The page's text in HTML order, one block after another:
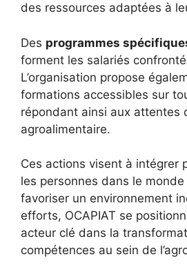
des ressources adaptées à
Des programmes
forment les salariés
L’organisation propose
formations accessibles sur
répondant ainsi aux attentes
agroalimentaire.
Ces actions visent à intégrer
les personnes dans le
favoriser un environnement
efforts, OCAPIAT se
acteur clé dans la
compétences au sein de